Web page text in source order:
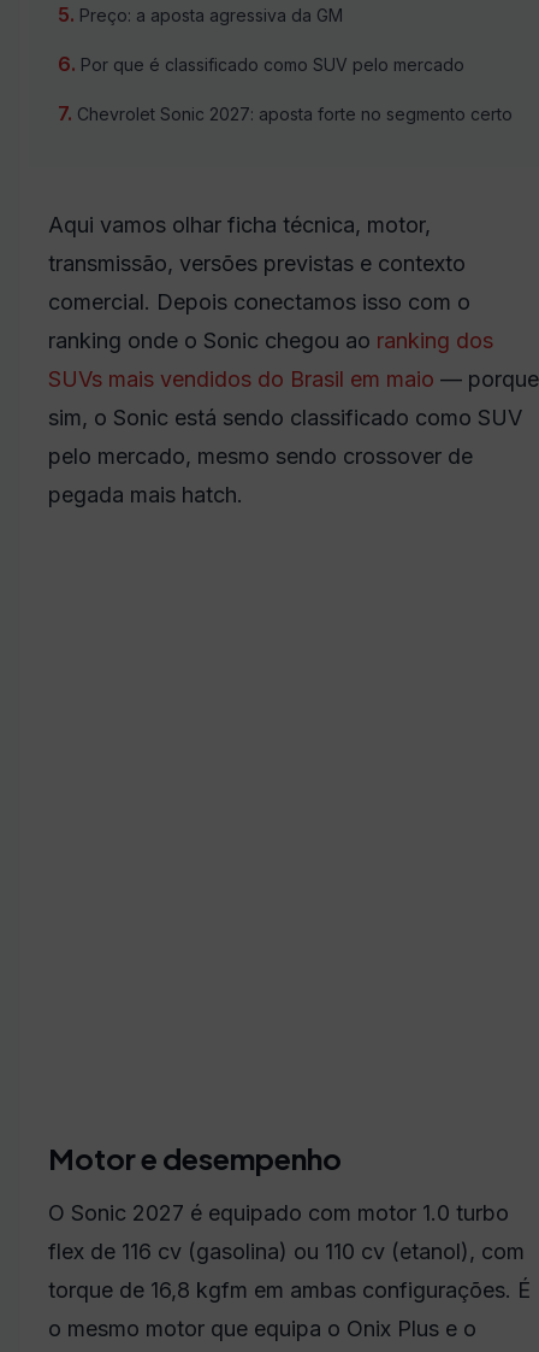
Preço: a aposta agressiva da GM
Por que é classificado como SUV pelo mercado
Chevrolet Sonic 2027: aposta forte no segmento certo
Aqui vamos olhar ficha técnica, motor,
transmissão, versões previstas e contexto
comercial. Depois conectamos isso com o
ranking onde o Sonic chegou ao ranking dos
SUVs mais vendidos do Brasil em maio — porque
sim, o Sonic está sendo classificado como SUV
pelo mercado, mesmo sendo crossover de
pegada mais hatch.
Motor e desempenho
O Sonic 2027 é equipado com motor 1.0 turbo
flex de 116 cv (gasolina) ou 110 cv (etanol), com
torque de 16,8 kgfm em ambas configurações. É
o mesmo motor que equipa o Onix Plus e o